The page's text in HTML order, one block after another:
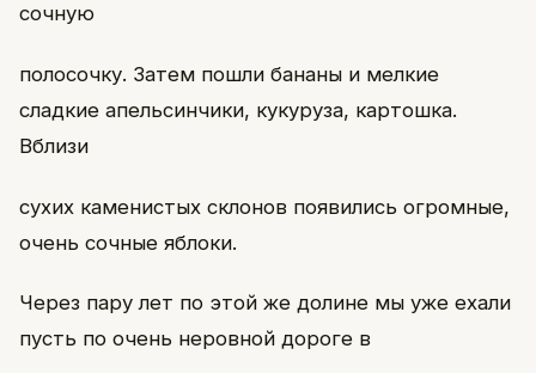
сочную
полосочку. Затем пошли бананы и мелкие
сладкие апельсинчики, кукуруза, картошка.
Вблизи
сухих каменистых склонов появились огромные,
очень сочные яблоки.
Через пару лет по этой же долине мы уже ехали
пусть по очень неровной дороге в